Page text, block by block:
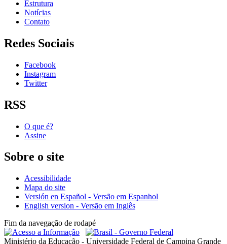
Estrutura
Notícias
Contato
Redes Sociais
Facebook
Instagram
Twitter
RSS
O que é?
Assine
Sobre o site
Acessibilidade
Mapa do site
Versión en Español - Versão em Espanhol
English version - Versão em Inglês
Fim da navegação de rodapé
Ministério da Educação - Universidade Federal de Campina Grande